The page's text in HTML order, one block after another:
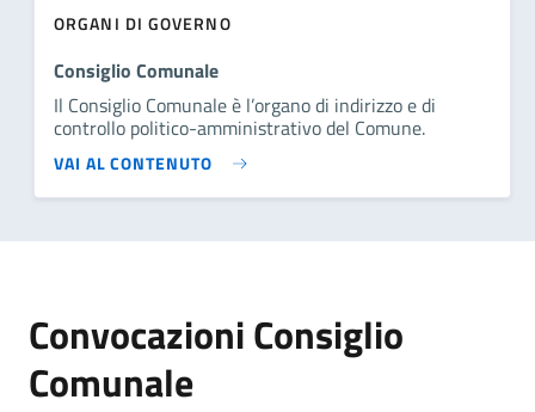
ORGANI DI GOVERNO
Consiglio Comunale
Il Consiglio Comunale è l’organo di indirizzo e di
controllo politico-amministrativo del Comune.
VAI AL CONTENUTO
Convocazioni Consiglio
Comunale